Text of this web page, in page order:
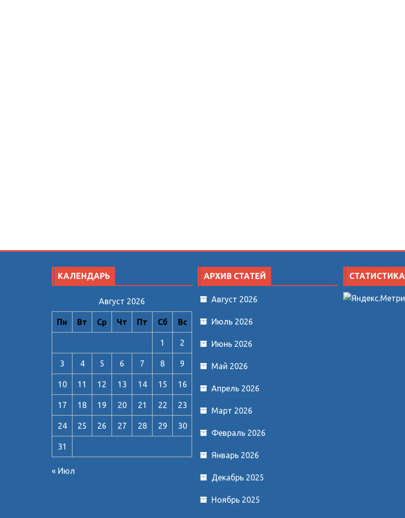
КАЛЕНДАРЬ
Август 2026
Пн Вт Ср Чт Пт Сб Вс
1 2
3 4 5 6 7 8 9
10 11 12 13 14 15 16
17 18 19 20 21 22 23
24 25 26 27 28 29 30
31
« Июл
АРХИВ СТАТЕЙ
Август 2026
Июль 2026
Июнь 2026
Май 2026
Апрель 2026
Март 2026
Февраль 2026
Январь 2026
Декабрь 2025
Ноябрь 2025
СТАТИСТИКА